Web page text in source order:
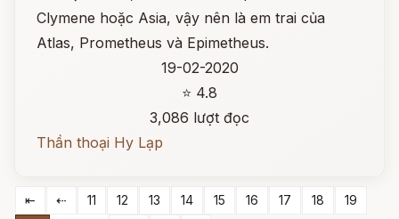
Clymene hoặc Asia, vậy nên là em trai của
Atlas, Prometheus và Epimetheus.
19-02-2020
⭐ 4.8
3,086 lượt đọc
Thần thoại Hy Lạp
⇤ ⇠ 11 12 13 14 15 16 17 18
19